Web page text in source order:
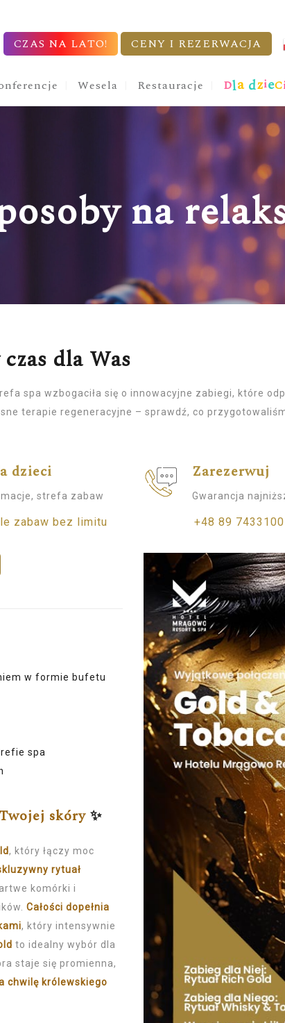
CZAS NA LATO! CENY I REZERWACJA
Wesela Restauracje Dla dzieC
na
dla Was
spa wzbogaciła się o innowacyjne zabiegi, które
terapie regeneracyjne – sprawdź, co
dzieci
strefa zabaw
zabaw bez limitu
Zarezerwuj
Gwarancja
+48 89 7433100
w formie bufetu
spa
skóry✨
, który łączy moc
rytuał
komórki i
Całości dopełnia
, który intensywnie
to idealny wybór dla
staje się promienna,
chwilę królewskiego